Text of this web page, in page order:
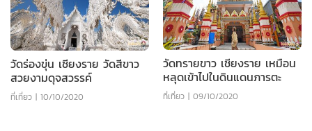
วัดร่องขุ่น เชียงราย วัดสีขาว
สวยงามดุจสวรรค์
ที่เที่ยว | 10/10/2020
วัดทรายขาว เชียงราย เหมือน
หลุดเข้าไปในดินแดนภารตะ
ที่เที่ยว | 09/10/2020